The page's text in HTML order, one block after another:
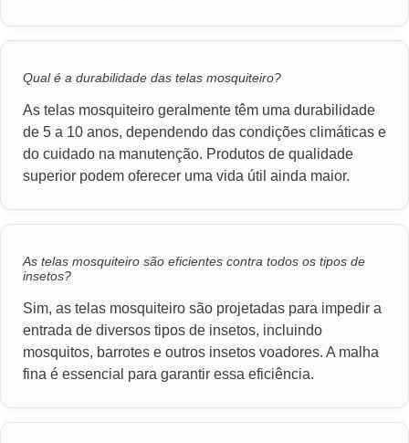
Qual é a durabilidade das telas mosquiteiro?
As telas mosquiteiro geralmente têm uma durabilidade
de 5 a 10 anos, dependendo das condições climáticas e
do cuidado na manutenção. Produtos de qualidade
superior podem oferecer uma vida útil ainda maior.
As telas mosquiteiro são eficientes contra todos os tipos de
insetos?
Sim, as telas mosquiteiro são projetadas para impedir a
entrada de diversos tipos de insetos, incluindo
mosquitos, barrotes e outros insetos voadores. A malha
fina é essencial para garantir essa eficiência.